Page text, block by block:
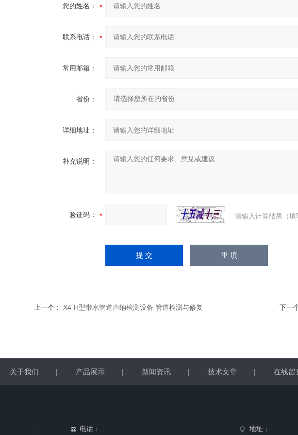
您的姓名：
联系电话：
常用邮箱：
省份：
详细地址：
补充说明：
验证码： 请输入计算结果（
上一个： X4-H型带水管道声纳检测设备 管道检测与修复 下一
关于我们 | 产品展示 | 新闻资讯 | 技术文章 | 在线留
电话： 地址：